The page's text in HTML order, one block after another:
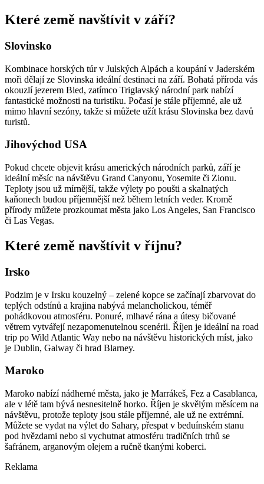
Které země navštívit v září?
Slovinsko
Kombinace horských túr v Julských Alpách a koupání v Jaderském
moři dělají ze Slovinska ideální destinaci na září. Bohatá příroda vás
okouzlí jezerem Bled, zatímco Triglavský národní park nabízí
fantastické možnosti na turistiku. Počasí je stále příjemné, ale už
mimo hlavní sezóny, takže si můžete užít krásu Slovinska bez davů
turistů.
Jihovýchod USA
Pokud chcete objevit krásu amerických národních parků, září je
ideální měsíc na návštěvu Grand Canyonu, Yosemite či Zionu.
Teploty jsou už mírnější, takže výlety po poušti a skalnatých
kaňonech budou příjemnější než během letních veder. Kromě
přírody můžete prozkoumat města jako Los Angeles, San Francisco
či Las Vegas.
Které země navštívit v říjnu?
Irsko
Podzim je v Irsku kouzelný – zelené kopce se začínají zbarvovat do
teplých odstínů a krajina nabývá melancholickou, téměř
pohádkovou atmosféru. Ponuré, mlhavé rána a útesy bičované
větrem vytvářejí nezapomenutelnou scenérii. Říjen je ideální na road
trip po Wild Atlantic Way nebo na návštěvu historických míst, jako
je Dublin, Galway či hrad Blarney.
Maroko
Maroko nabízí nádherné města, jako je Marrákeš, Fez a Casablanca,
ale v létě tam bývá nesnesitelně horko. Říjen je skvělým měsícem na
návštěvu, protože teploty jsou stále příjemné, ale už ne extrémní.
Můžete se vydat na výlet do Sahary, přespat v beduínském stanu
pod hvězdami nebo si vychutnat atmosféru tradičních trhů se
šafránem, arganovým olejem a ručně tkanými koberci.
Reklama